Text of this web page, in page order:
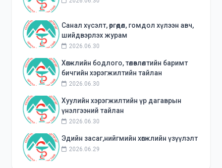
Санал хүсэлт, өргөдөл, гомдол хүлээн авч,
шийдвэрлэх журам
2026.06.30
Хөгжлийн бодлого, төлөвлөлтийн баримт
бичгийн хэрэгжилтийн тайлан
2026.06.30
Хуулийн хэрэгжилтийн үр дагаврын
үнэлгээний тайлан
2026.06.30
Эдийн засаг,нийгмийн хөгжлийн үзүүлэлт
2026.06.29